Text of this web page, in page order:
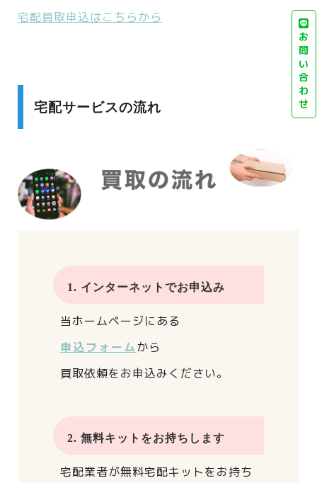
宅配買取申込はこちらから
宅配サービスの流れ
1. インターネットでお申込み
当ホームページにある
申込フォームから
買取依頼をお申込みください。
2. 無料キットをお持ちします
宅配業者が無料宅配キットをお持ち
お
問
い
合
わ
せ